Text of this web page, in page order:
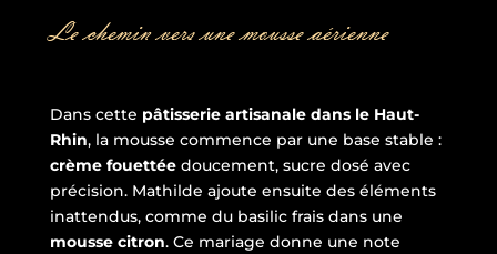
Le chemin vers une mousse aérienne
Dans cette pâtisserie artisanale dans le Haut-
Rhin, la mousse commence par une base stable :
crème fouettéedoucement, sucre dosé avec
précision. Mathilde ajoute ensuite des éléments
inattendus, comme du basilic frais dans une
mousse citron. Ce mariage donne une note